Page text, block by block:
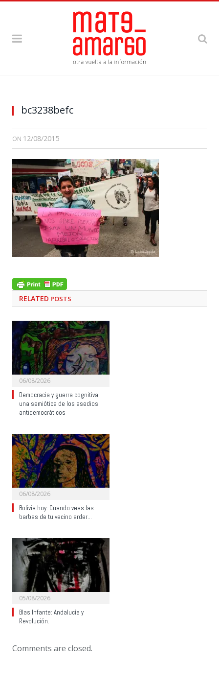
bc3238befc
ON 12/08/2015
RELATED POSTS
06/08/2026
Democracia y guerra cognitiva:
una semiótica de los asedios
antidemocráticos
06/08/2026
Bolivia hoy: Cuando veas las
barbas de tu vecino arder…
05/08/2026
Blas Infante: Andalucía y
Revolución.
Comments are closed.